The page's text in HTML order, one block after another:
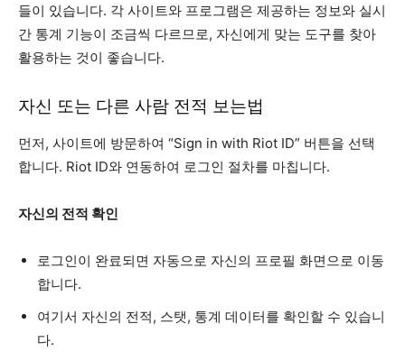
들이 있습니다. 각 사이트와 프로그램은 제공하는 정보와 실시
간 통계 기능이 조금씩 다르므로, 자신에게 맞는 도구를 찾아
활용하는 것이 좋습니다.
자신 또는 다른 사람 전적 보는법
먼저, 사이트에 방문하여 “Sign in with Riot ID” 버튼을 선택
합니다. Riot ID와 연동하여 로그인 절차를 마칩니다.
자신의 전적 확인
로그인이 완료되면 자동으로 자신의 프로필 화면으로 이동
합니다.
여기서 자신의 전적, 스탯, 통계 데이터를 확인할 수 있습니
다.